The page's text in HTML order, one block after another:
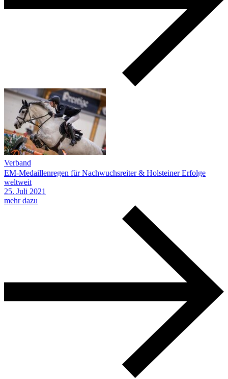
Verband
EM-Medaillenregen für Nachwuchsreiter & Holsteiner Erfolge
weltweit
25. Juli 2021
mehr dazu